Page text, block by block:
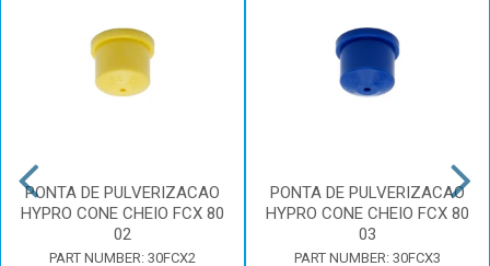
PONTA DE PULVERIZACAO
HYPRO CONE CHEIO FCX 80
02
PART NUMBER: 30FCX2
PONTA DE PULVERIZACAO
HYPRO CONE CHEIO FCX 80
03
PART NUMBER: 30FCX3